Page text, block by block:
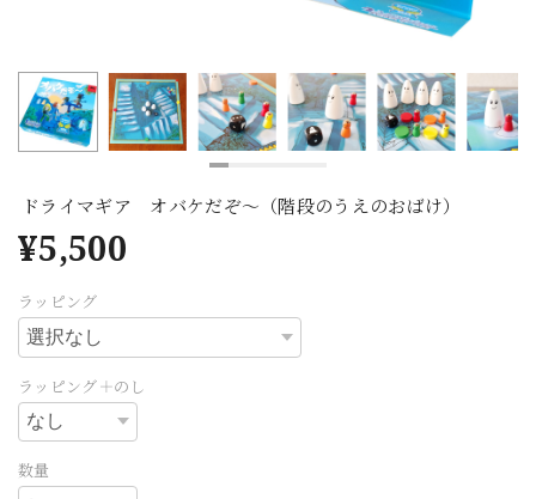
ドライマギア オバケだぞ〜（階段のうえのおばけ）
¥5,500
ラッピング
ラッピング＋のし
数量